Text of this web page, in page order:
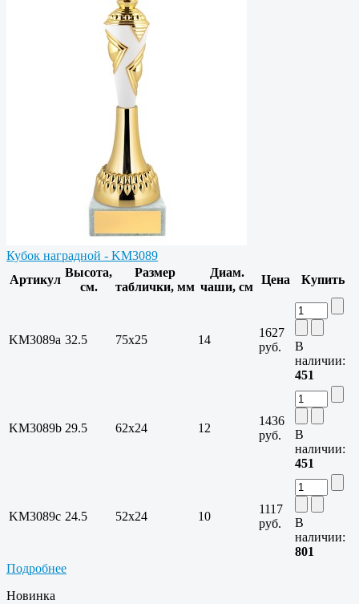
Кубок наградной - KM3089
Артикул
Высота,
см.
Размер
таблички, мм
Диам.
чаши, см
Цена Купить
KM3089a 32.5 75х25 14
1627
руб.
В
наличии:
451
KM3089b 29.5 62х24 12
1436
руб.
В
наличии:
451
KM3089c 24.5 52х24 10
1117
руб.
В
наличии:
801
Подробнее
Новинка